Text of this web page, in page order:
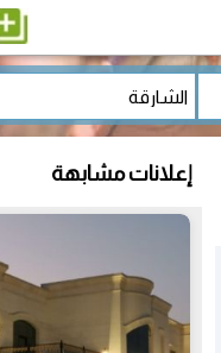
إعلانات مشابهة